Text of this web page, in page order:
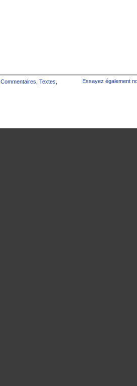
Commentaires Textes Essayez également